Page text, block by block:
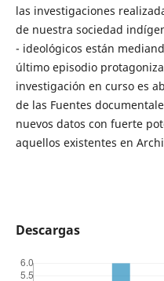
las investigaciones
de nuestra sociedad
- ideológicos están
último episodio
investigación en curso es
de las Fuentes
nuevos datos con fuerte
aquellos existentes en
Descargas